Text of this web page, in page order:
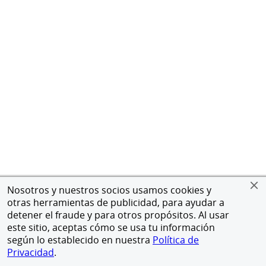
Nosotros y nuestros socios usamos cookies y
otras herramientas de publicidad, para ayudar a
detener el fraude y para otros propósitos. Al usar
este sitio, aceptas cómo se usa tu información
según lo establecido en nuestra Política de
Privacidad.